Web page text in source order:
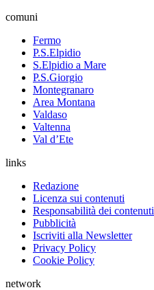
comuni
Fermo
P.S.Elpidio
S.Elpidio a Mare
P.S.Giorgio
Montegranaro
Area Montana
Valdaso
Valtenna
Val d’Ete
links
Redazione
Licenza sui contenuti
Responsabilità dei contenuti
Pubblicità
Iscriviti alla Newsletter
Privacy Policy
Cookie Policy
network